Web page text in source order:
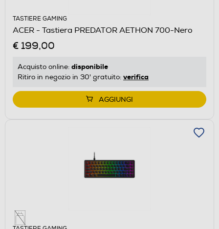
TASTIERE GAMING
ACER - Tastiera PREDATOR AETHON 700-Nero
€ 199,00
Acquisto online: disponibile
Ritiro in negozio in 30' gratuito: verifica
AGGIUNGI